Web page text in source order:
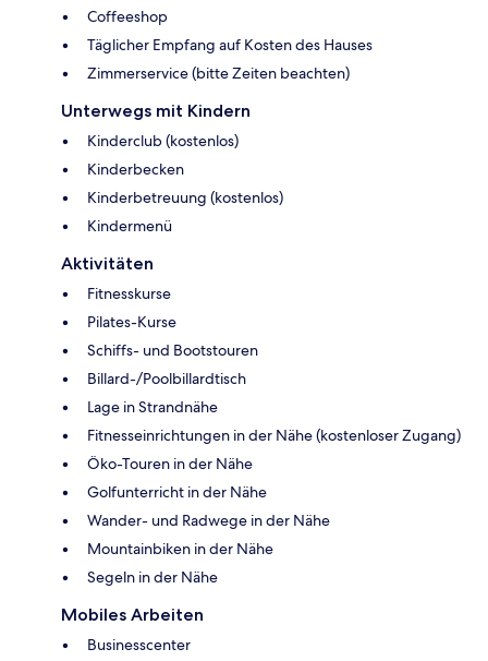
Coffeeshop
Täglicher Empfang auf Kosten des Hauses
Zimmerservice (bitte Zeiten beachten)
Unterwegs mit Kindern
Kinderclub (kostenlos)
Kinderbecken
Kinderbetreuung (kostenlos)
Kindermenü
Aktivitäten
Fitnesskurse
Pilates-Kurse
Schiffs- und Bootstouren
Billard-/Poolbillardtisch
Lage in Strandnähe
Fitnesseinrichtungen in der Nähe (kostenloser Zugang)
Öko-Touren in der Nähe
Golfunterricht in der Nähe
Wander- und Radwege in der Nähe
Mountainbiken in der Nähe
Segeln in der Nähe
Mobiles Arbeiten
Businesscenter